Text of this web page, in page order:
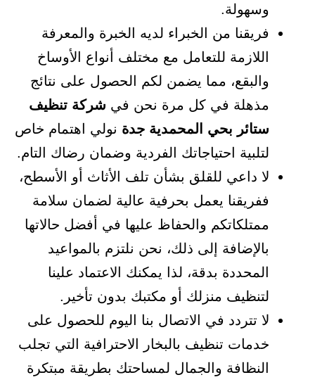
وسهولة.
فريقنا من الخبراء لديه الخبرة والمعرفة
اللازمة للتعامل مع مختلف أنواع الأوساخ
والبقع، مما يضمن لكم الحصول على نتائج
مذهلة في كل مرة نحن في شركة تنظيف
ستائر بحي المحمدية جدة نولي اهتمام خاص
لتلبية احتياجاتك الفردية وضمان رضاك التام.
لا داعي للقلق بشأن تلف الأثاث أو الأسطح،
ففريقنا يعمل بحرفية عالية لضمان سلامة
ممتلكاتكم والحفاظ عليها في أفضل حالاتها
بالإضافة إلى ذلك، نحن نلتزم بالمواعيد
المحددة بدقة، لذا يمكنك الاعتماد علينا
لتنظيف منزلك أو مكتبك بدون تأخير.
لا تتردد في الاتصال بنا اليوم للحصول على
خدمات تنظيف بالبخار الاحترافية التي تجلب
النظافة والجمال لمساحتك بطريقة مبتكرة